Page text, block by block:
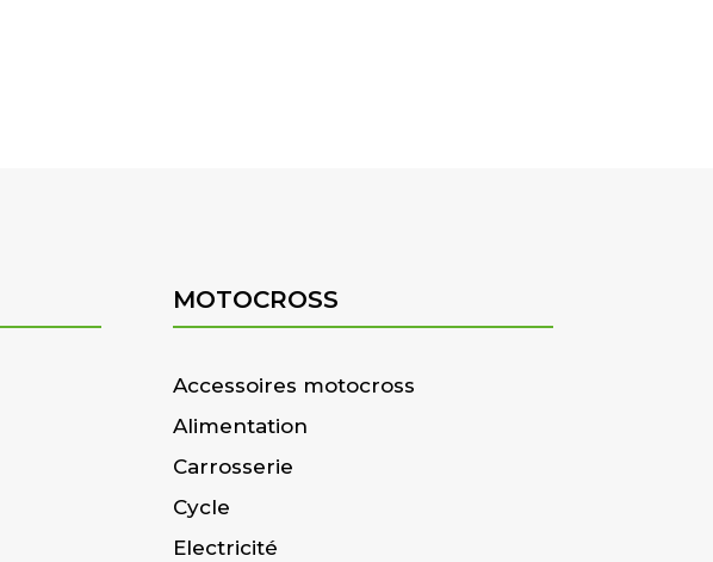
MOTOCROSS
Accessoires motocross
Alimentation
Carrosserie
Cycle
Electricité